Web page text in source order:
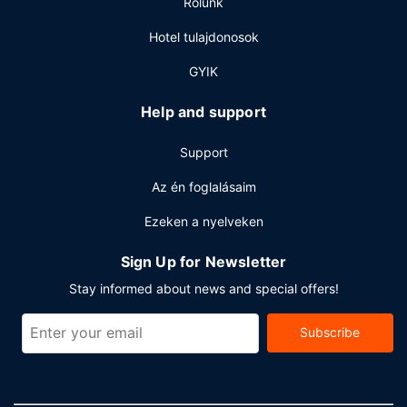
szolgáltatását: meghatározott napszakokban
rendelkezésre álló szobaszerviz. Zárd a napot egy frissítő
itallal a bár/társalgó kínálatából. Az ár egy ingyenes
svédasztalos reggeli típusú reggelit tartalmaz.
A szálláshelyen 24 órában nyitva tartó business center,
igénybe vehető. Jackson városában tervez valamilyen
eseményt? Ez a(z) hotel 11 négyzetláb (1 négyzetméter)
területtel rendelkezik. Az autóval érkező vendégek
Hotel tulajdonosok
GYIK
Help and support
Support
Az én foglalásaim
Ezeken a nyelveken
Sign Up for Newsletter
Stay informed about news and special offers!
Subscribe